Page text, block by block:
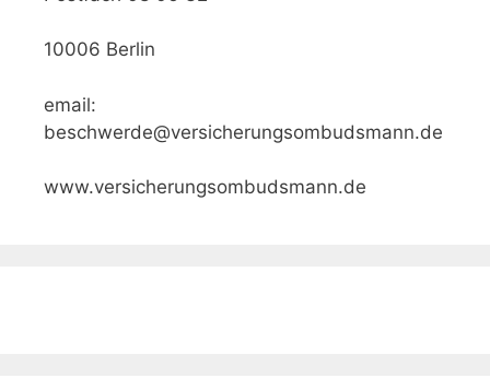
10006 Berlin
email:
beschwerde@versicherungsombudsmann.de
www.versicherungsombudsmann.de